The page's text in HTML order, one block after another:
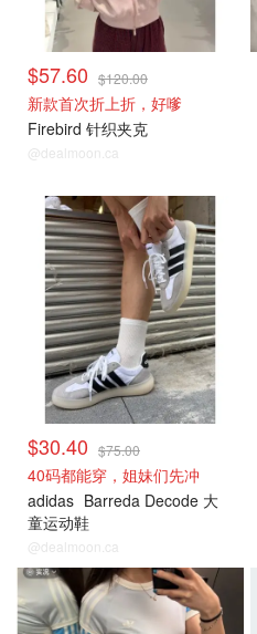
$57.60 $120.00
新款首次折上折，好嗲
Firebird 针织夹克
@dealmoon.ca
$30.40 $75.00
40码都能穿，姐妹们先冲
adidas Barreda Decode 大
童运动鞋
@dealmoon.ca